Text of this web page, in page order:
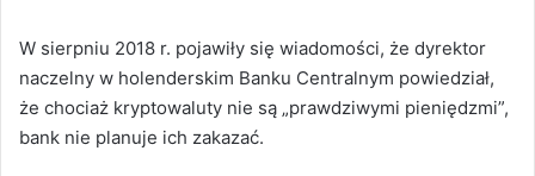
W sierpniu 2018 r. pojawiły się wiadomości, że dyrektor
naczelny w holenderskim Banku Centralnym powiedział,
że chociaż kryptowaluty nie są „prawdziwymi pieniędzmi”,
bank nie planuje ich zakazać.